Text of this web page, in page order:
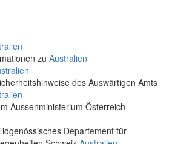
zu Australien
des Auswärtigen Amts
Aussenministerium Österreich
Departement für